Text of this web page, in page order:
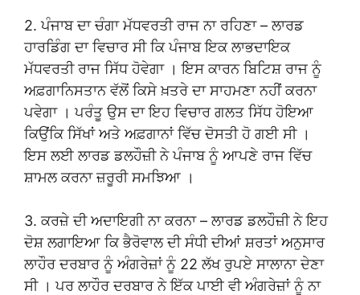
2. ਪੰਜਾਬ ਦਾ ਚੰਗਾ ਮੱਧਵਰਤੀ ਰਾਜ ਨਾ ਰਹਿਣਾ – ਲਾਰਡ
ਹਾਰਡਿੰਗ ਦਾ ਵਿਚਾਰ ਸੀ ਕਿ ਪੰਜਾਬ ਇਕ ਲਾਭਦਾਇਕ
ਮੱਧਵਰਤੀ ਰਾਜ ਸਿੱਧ ਹੋਵੇਗਾ । ਇਸ ਕਾਰਨ ਬਿਟਿਸ਼ ਰਾਜ ਨੂੰ
ਅਫ਼ਗਾਨਿਸਤਾਨ ਵੱਲੋਂ ਕਿਸੇ ਖ਼ਤਰੇ ਦਾ ਸਾਹਮਣਾ ਨਹੀਂ ਕਰਨਾ
ਪਵੇਗਾ । ਪਰੰਤੂ ਉਸ ਦਾ ਇਹ ਵਿਚਾਰ ਗਲਤ ਸਿੱਧ ਹੋਇਆ
ਕਿਉਂਕਿ ਸਿੱਖਾਂ ਅਤੇ ਅਫ਼ਗਾਨਾਂ ਵਿੱਚ ਦੋਸਤੀ ਹੋ ਗਈ ਸੀ ।
ਇਸ ਲਈ ਲਾਰਡ ਡਲਹੌਜ਼ੀ ਨੇ ਪੰਜਾਬ ਨੂੰ ਆਪਣੇ ਰਾਜ ਵਿੱਚ
ਸ਼ਾਮਲ ਕਰਨਾ ਜ਼ਰੂਰੀ ਸਮਝਿਆ ।
3. ਕਰਜ਼ੇ ਦੀ ਅਦਾਇਗੀ ਨਾ ਕਰਨਾ – ਲਾਰਡ ਡਲਹੌਜ਼ੀ ਨੇ ਇਹ
ਦੋਸ਼ ਲਗਾਇਆ ਕਿ ਭੈਰੋਵਾਲ ਦੀ ਸੰਧੀ ਦੀਆਂ ਸ਼ਰਤਾਂ ਅਨੁਸਾਰ
ਲਾਹੌਰ ਦਰਬਾਰ ਨੂੰ ਅੰਗਰੇਜ਼ਾਂ ਨੂੰ 22 ਲੱਖ ਰੁਪਏ ਸਾਲਾਨਾ ਦੇਣਾ
ਸੀ । ਪਰ ਲਾਹੌਰ ਦਰਬਾਰ ਨੇ ਇੱਕ ਪਾਈ ਵੀ ਅੰਗਰੇਜ਼ਾਂ ਨੂੰ ਨਾ